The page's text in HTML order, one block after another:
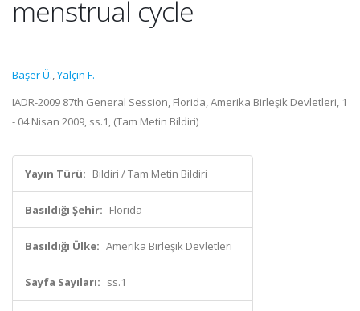
menstrual cycle
Başer Ü.,Yalçın F.
IADR-2009 87th General Session, Florida, Amerika Birleşik Devletleri, 1
- 04 Nisan 2009, ss.1, (Tam Metin Bildiri)
Yayın Türü: Bildiri / Tam Metin Bildiri
Basıldığı Şehir: Florida
Basıldığı Ülke: Amerika Birleşik Devletleri
Sayfa Sayıları: ss.1